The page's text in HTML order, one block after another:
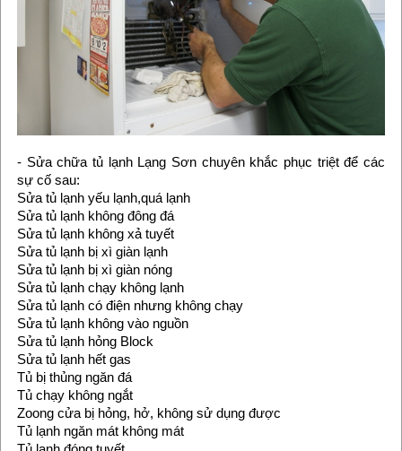
- Sửa chữa tủ lạnh Lạng Sơn chuyên khắc phục triệt để các
sự cố sau:
Sửa tủ lạnh yếu lạnh,quá lạnh
Sửa tủ lạnh không đông đá
Sửa tủ lạnh không xả tuyết
Sửa tủ lạnh bị xì giàn lạnh
Sửa tủ lạnh bị xì giàn nóng
Sửa tủ lạnh chạy không lạnh
Sửa tủ lạnh có điện nhưng không chạy
Sửa tủ lạnh không vào nguồn
Sửa tủ lạnh hỏng Block
Sửa tủ lạnh hết gas
Tủ bị thủng ngăn đá
Tủ chạy không ngắt
Zoong cửa bị hỏng, hở, không sử dụng được
Tủ lạnh ngăn mát không mát